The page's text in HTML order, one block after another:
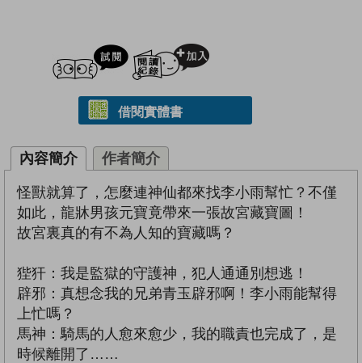
試閲
借閱實體書
內容簡介 作者簡介
怪獸就算了，怎麼連神仙都來找李小雨幫忙？不僅
如此，龍牀男孩元寶竟帶來一張故宮藏寶圖！
故宮裏真的有不為人知的寶藏嗎？
狴犴：我是監獄的守護神，犯人通通別想逃！
辟邪：真想念我的兄弟青玉辟邪啊！李小雨能幫得
上忙嗎？
馬神：騎馬的人愈來愈少，我的職責也完成了，是
時候離開了……